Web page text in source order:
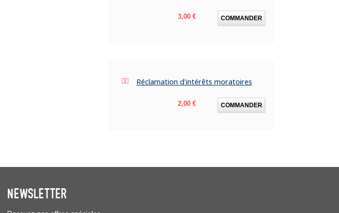
Prix
3,00 € COMMANDER
Réclamation d'intérêts moratoires
Prix
2,00 € COMMANDER
NEWSLETTER